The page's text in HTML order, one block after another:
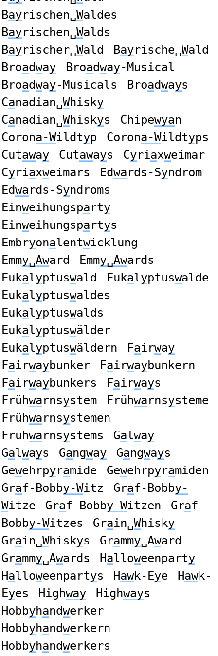
Bayrischen␣Waldes
Bayrischen␣Walds
Bayrischer␣Wald Bayrische␣Wald
Broadway Broadway-Musical
Broadway-Musicals Broadways
Canadian␣Whisky
Canadian␣Whiskys Chipewyan
Corona-Wildtyp Corona-Wildtyps
Cutaway Cutaways Cyriaxweimar
Cyriaxweimars Edwards-Syndrom
Edwards-Syndroms
Einweihungsparty
Einweihungspartys
Embryonalentwicklung
Emmy␣Award Emmy␣Awards
Eukalyptuswald Eukalyptuswalde
Eukalyptuswaldes
Eukalyptuswalds
Eukalyptuswälder
Eukalyptuswäldern Fairway
Fairwaybunker Fairwaybunkern
Fairwaybunkers Fairways
Frühwarnsystem Frühwarnsysteme
Frühwarnsystemen
Frühwarnsystems Galway
Galways Gangway Gangways
Gewehrpyramide Gewehrpyramiden
Graf-Bobby-Witz Graf-Bobby-
Witze Graf-Bobby-Witzen Graf-
Bobby-Witzes Grain␣Whisky
Grain␣Whiskys Grammy␣Award
Grammy␣Awards Halloweenparty
Halloweenpartys Hawk-Eye Hawk-
Eyes Highway Highways
Hobbyhandwerker
Hobbyhandwerkern
Hobbyhandwerkers